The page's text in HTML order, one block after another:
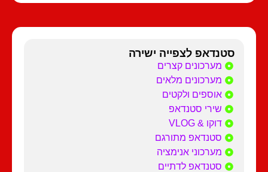
סטנדאפ לצפייה ישירה
מערכונים קצרים
מערכונים מלאים
אוספים ולקטים
שירי סטנדאפ
דוקו & VLOG
סטנדאפ מתורגם
מערכוני אנימציה
סטנדאפ לדתיים